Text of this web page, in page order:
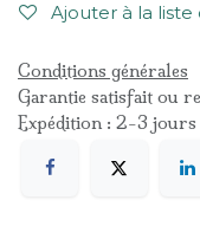
Ajouter à la liste
Conditions générales
Garantie satisfait ou
Expédition : 2-3